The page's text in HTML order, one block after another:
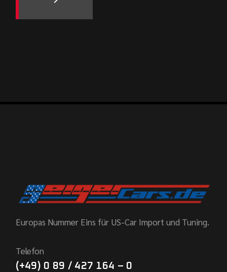
Europas Nummer Eins für US-Car Import und Tuning.
Telefon
(+49) 0 89 / 427 164 – 0